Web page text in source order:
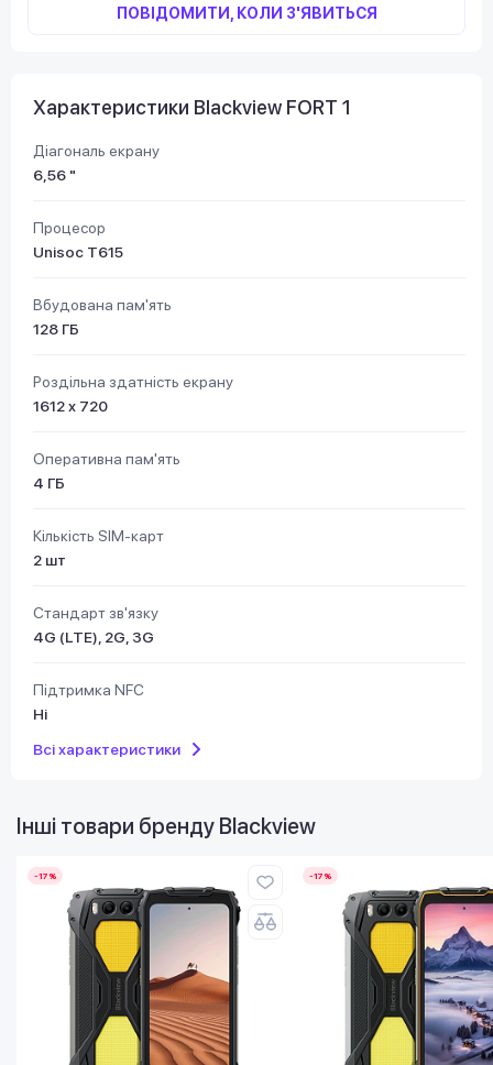
ПОВІДОМИТИ, КОЛИ З'ЯВИТЬСЯ
Характеристики Blackview FORT 1
Діагональ екрану
6,56 "
Процесор
Unisoc T615
Вбудована пам'ять
128 ГБ
Роздільна здатність екрану
1612 х 720
Оперативна пам'ять
4 ГБ
Кількість SIM-карт
2 шт
Стандарт зв'язку
4G (LTE), 2G, 3G
Підтримка NFC
Ні
Всі характеристики
Інші товари бренду Blackview
-17% -17%